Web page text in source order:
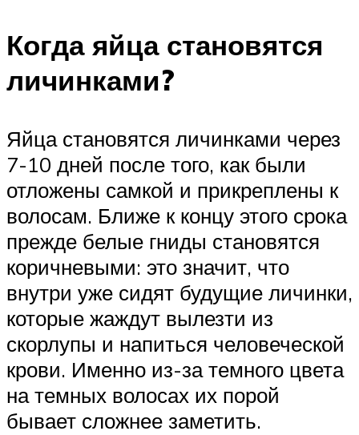
Когда яйца становятся
личинками?
Яйца становятся личинками через
7-10 дней после того, как были
отложены самкой и прикреплены к
волосам. Ближе к концу этого срока
прежде белые гниды становятся
коричневыми: это значит, что
внутри уже сидят будущие личинки,
которые жаждут вылезти из
скорлупы и напиться человеческой
крови. Именно из-за темного цвета
на темных волосах их порой
бывает сложнее заметить.